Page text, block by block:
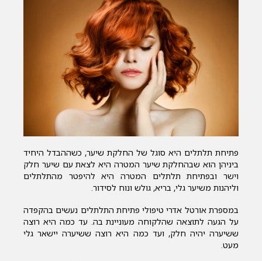
פתיחת תלתלים היא סוגל של החלקת שיער, כשההבדל היחיד
ביניהן הוא שבהחלקת שיער המטרה היא לצאת עם שיער חלק
וישר ובפתיחת תלתלים המטרה היא להיפטר מהתלתלים
וליהנות משיער גלי, בריא, גולש ונוח לסידור.
במספרת אורטל אדרי טיפולי פתיחת התלתלים נעשים בהקפדה
על הגעה לתוצאה שהלקוחה מעוניינת בה. עד כמה היא רוצה
ששיערה יהיה חלק, ועד כמה היא רוצה ששיערה יישאר גלי
מעט.